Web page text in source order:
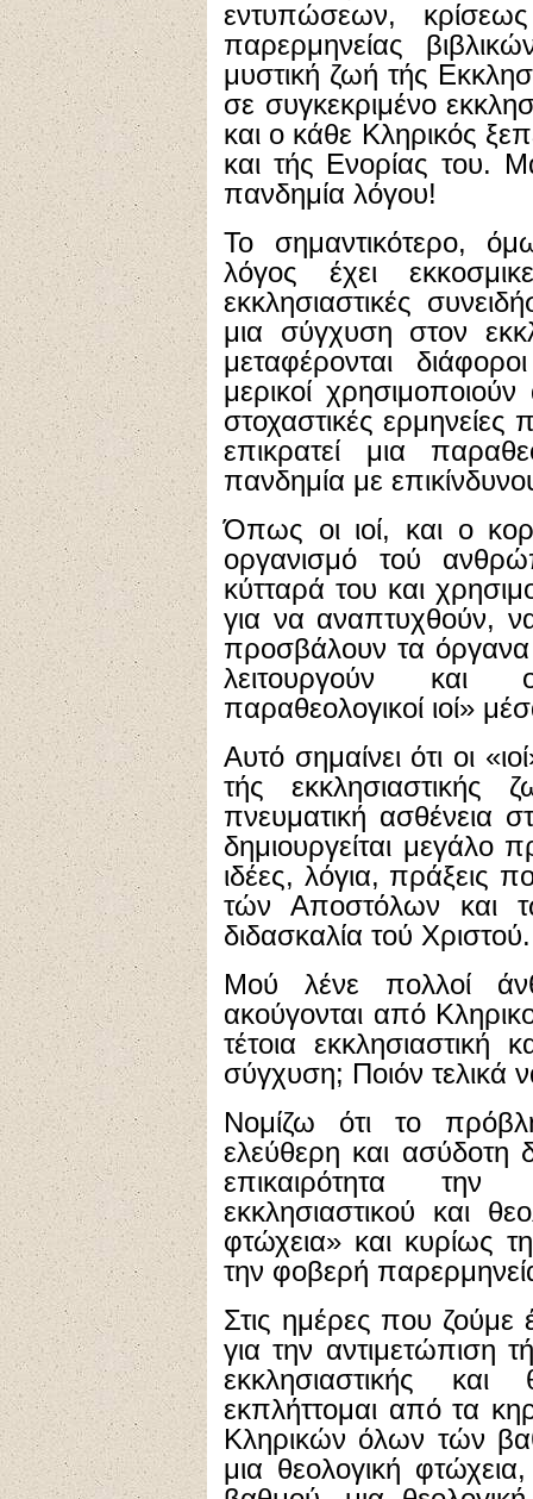
εντυπώσεων,
παρερμηνείας
μυστική ζωή τής
σε συγκεκριμένο
και ο κάθε Κληρικός
και τής Ενορίας του.
πανδημία λόγου!
Το σημαντικότερο,
λόγος έχει
εκκλησιαστικές
μια σύγχυση στον
μεταφέρονται
μερικοί
στοχαστικές ερμηνείες
επικρατεί μια
πανδημία με
Όπως οι ιοί, και ο
οργανισμό τού
κύτταρά του και
για να αναπτυχθούν,
προσβάλουν τα
λειτουργούν και
παραθεολογικοί ιοί»
Αυτό σημαίνει ότι οι
τής
πνευματική ασθένεια
δημιουργείται μεγάλο
ιδέες, λόγια, πράξεις
τών Αποστόλων και
διδασκαλία τού Χριστού.
Μού λένε πολλοί
ακούγονται από
τέτοια εκκλησιαστική
σύγχυση; Ποιόν τελικά
Νομίζω ότι το
ελεύθερη και ασύδοτη
επικαιρότητα
εκκλησιαστικού και
φτώχεια» και κυρίως
την φοβερή
Στις ημέρες που ζούμε
για την αντιμετώπιση
εκκλησιαστικής
εκπλήττομαι από τα
Κληρικών όλων τών
μια θεολογική